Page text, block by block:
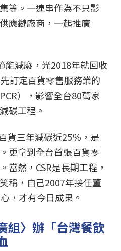
等。一連串作為不只影
應鏈廠商，一起推廣
能減廢，光2018年就回收
訂定百貨零售服務業的
），影響全台80萬家
碳工程。
貨三年減碳近25％，是
更拿到全台首張百貨零
當然，CSR是長期工程，
稱，自己2007年接任董
，才有今日成果。
組〉辦「台灣餐飲